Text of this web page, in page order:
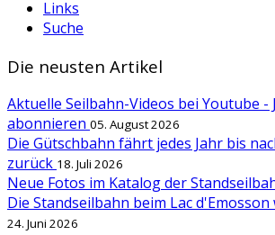
Links
Suche
Die neusten Artikel
Aktuelle Seilbahn-Videos bei Youtube -
abonnieren 05. August 2026
Die Gütschbahn fährt jedes Jahr bis
zurück 18. Juli 2026
Neue Fotos im Katalog der
Die Standseilbahn beim Lac
24. Juni 2026